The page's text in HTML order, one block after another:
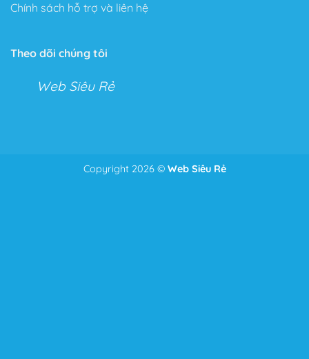
Chính sách hỗ trợ và liên hệ
Theo dõi chúng tôi
Web Siêu Rẻ
Copyright 2026 © Web Siêu Rẻ